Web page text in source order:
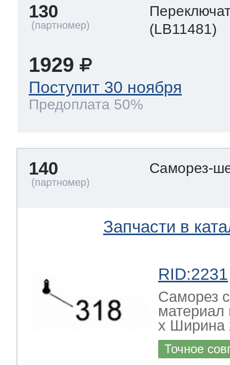
130
(LB11481)
1929
Поступит 30 ноября
Предоплата 50%
140 Саморез-
Запчасти в
RID:2231
Саморез
х Ширина
Точное